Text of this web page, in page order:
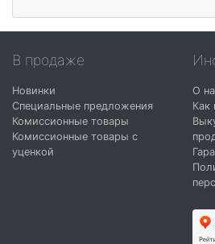
В продаже
Новинки
Специальные предложения
Комиссионные товары
Комиссионные товары с
уценкой
О
Как